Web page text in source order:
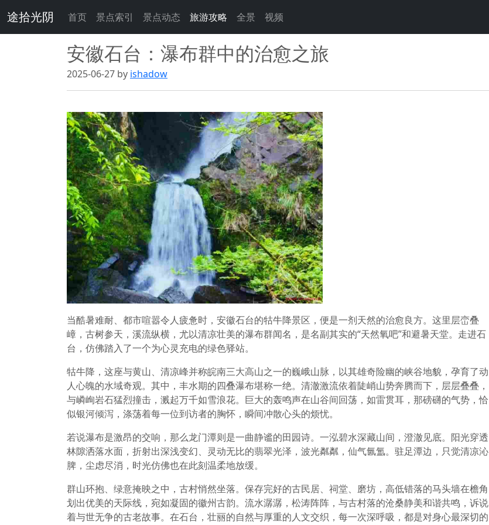
途拾光阴 首页 景点索引 景点动态 旅游攻略 全景 视频
安徽石台：瀑布群中的治愈之旅
2025-06-27 by ishadow
当酷暑难耐、都市喧嚣令人疲惫时，安徽石台的牯牛降景区，便是一剂天然的治愈良方。这里层峦叠
嶂，古树参天，溪流纵横，尤以清凉壮美的瀑布群闻名，是名副其实的“天然氧吧”和避暑天堂。走进石
台，仿佛踏入了一个为心灵充电的绿色驿站。
牯牛降，这座与黄山、清凉峰并称皖南三大高山之一的巍峨山脉，以其雄奇险幽的峡谷地貌，孕育了动
人心魄的水域奇观。其中，丰水期的四叠瀑布堪称一绝。清澈激流依着陡峭山势奔腾而下，层层叠叠，
与嶙峋岩石猛烈撞击，溅起万千如雪浪花。巨大的轰鸣声在山谷间回荡，如雷贯耳，那磅礴的气势，恰
似银河倾泻，涤荡着每一位到访者的胸怀，瞬间冲散心头的烦忧。
若说瀑布是激昂的交响，那么龙门潭则是一曲静谧的田园诗。一泓碧水深藏山间，澄澈见底。阳光穿透
林隙洒落水面，折射出深浅变幻、灵动无比的翡翠光泽，波光粼粼，仙气氤氲。驻足潭边，只觉清凉沁
脾，尘虑尽消，时光仿佛也在此刻温柔地放缓。
群山环抱、绿意掩映之中，古村悄然坐落。保存完好的古民居、祠堂、磨坊，高低错落的马头墙在檐角
划出优美的天际线，宛如凝固的徽州古韵。流水潺潺，松涛阵阵，与古村落的沧桑静美和谐共鸣，诉说
着与世无争的古老故事。在石台，壮丽的自然与厚重的人文交织，每一次深呼吸，都是对身心最深切的